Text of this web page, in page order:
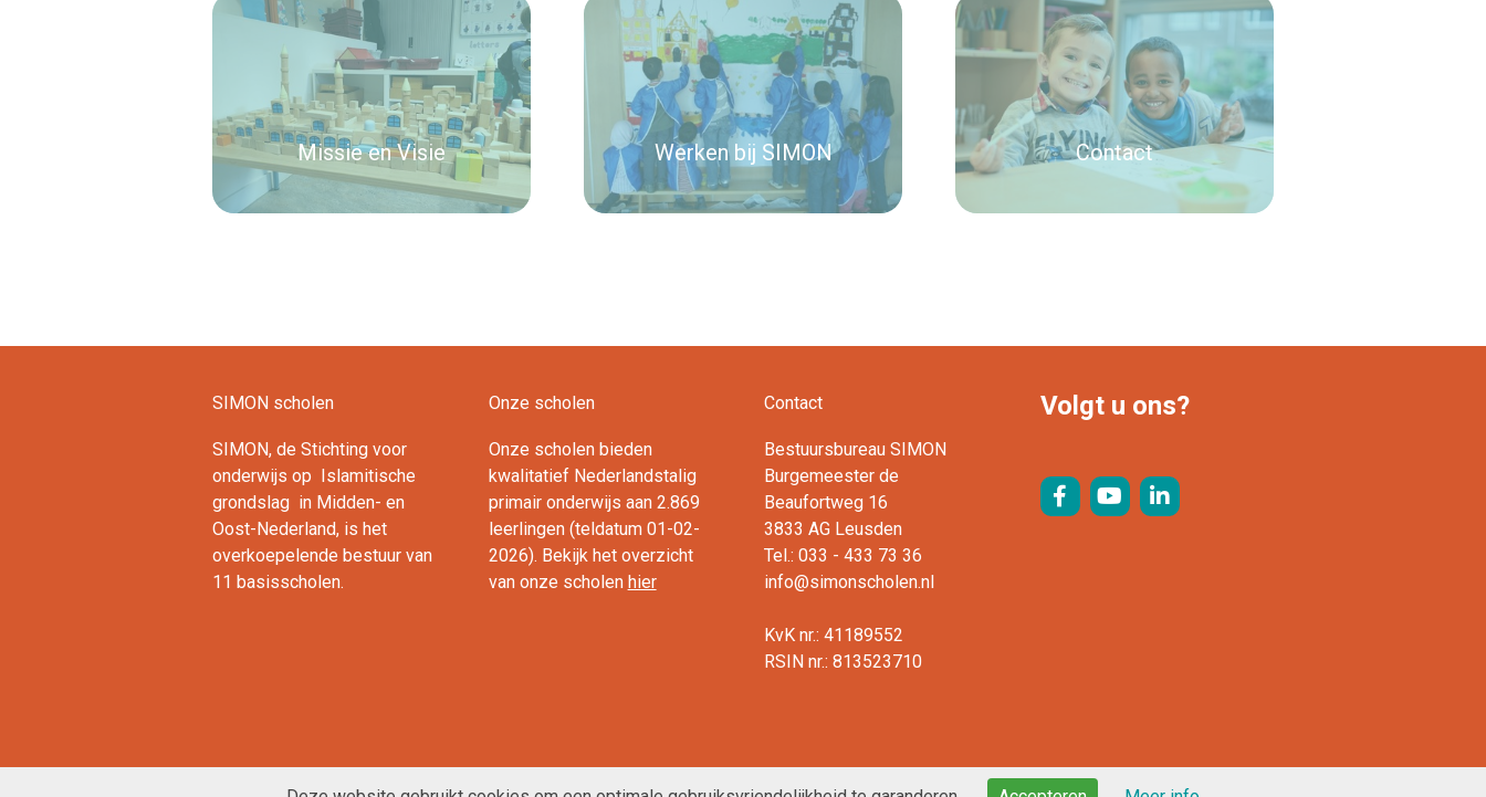
Missie en Visie Werken bij SIMON Contact
SIMON scholen
SIMON, de Stichting voor
onderwijs op Islamitische
grondslag in Midden- en
Oost-Nederland, is het
overkoepelende bestuur van
11 basisscholen.
Onze scholen
Onze scholen bieden
kwalitatief Nederlandstalig
primair onderwijs aan 2.869
leerlingen (teldatum 01-02-
2026). Bekijk het overzicht
van onze scholen hier
Contact
Bestuursbureau SIMON
Burgemeester de
Beaufortweg 16
3833 AG Leusden
Tel.: 033 - 433 73 36
info@simonscholen.nl
KvK nr.: 41189552
RSIN nr.: 813523710
Volgt u ons?